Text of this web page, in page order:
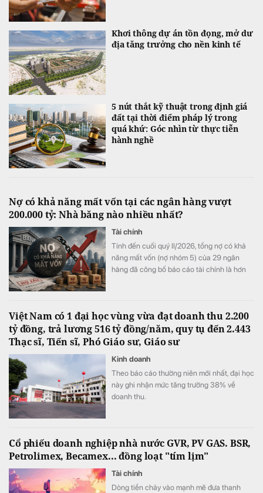
Khơi thông dự án tồn đọng, mở dư
địa tăng trưởng cho nền kinh tế
5 nút thắt kỹ thuật trong định giá
đất tại thời điểm pháp lý trong
quá khứ: Góc nhìn từ thực tiễn
hành nghề
Nợ có khả năng mất vốn tại các ngân hàng vượt
200.000 tỷ: Nhà băng nào nhiều nhất?
Tài chính
Tính đến cuối quý II/2026, tổng nợ có khả
năng mất vốn (nợ nhóm 5) của 29 ngân
hàng đã công bố báo cáo tài chính là hơn
Việt Nam có 1 đại học vùng vừa đạt doanh thu 2.200
tỷ đồng, trả lương 516 tỷ đồng/năm, quy tụ đến 2.443
Thạc sĩ, Tiến sĩ, Phó Giáo sư, Giáo sư
Kinh doanh
Theo báo cáo thường niên mới nhất, đại học
này ghi nhận mức tăng trưởng 38% về
doanh thu.
Cổ phiếu doanh nghiệp nhà nước GVR, PV GAS. BSR,
Petrolimex, Becamex... đồng loạt "tím lịm"
Tài chính
Dòng tiền chảy vào mạnh mẽ đưa thanh